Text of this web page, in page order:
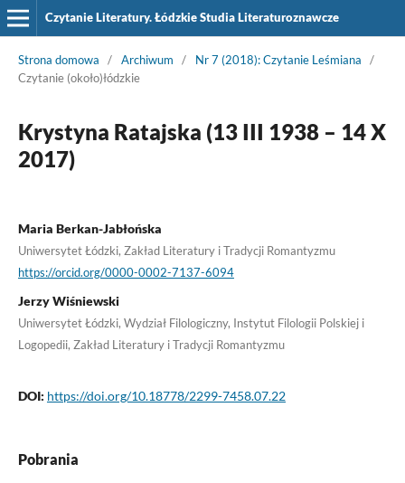
Czytanie Literatury. Łódzkie Studia Literaturoznawcze
Strona domowa / Archiwum / Nr 7 (2018): Czytanie Leśmiana
/
Czytanie (około)łódzkie
Krystyna Ratajska (13 III 1938 – 14 X
2017)
Maria Berkan-Jabłońska
Uniwersytet Łódzki, Zakład Literatury i Tradycji Romantyzmu
https://orcid.org/0000-0002-7137-6094
Jerzy Wiśniewski
Uniwersytet Łódzki, Wydział Filologiczny, Instytut Filologii Polskiej i
Logopedii, Zakład Literatury i Tradycji Romantyzmu
DOI: https://doi.org/10.18778/2299-7458.07.22
Pobrania